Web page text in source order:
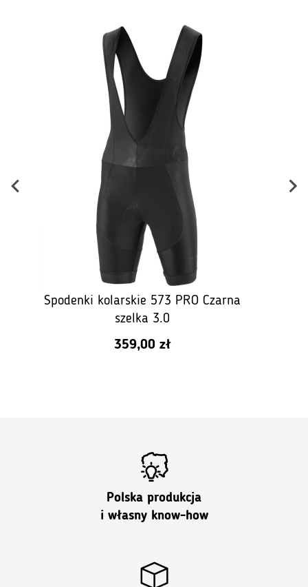
Spodenki kolarskie 573 PRO Czarna
szelka 3.0
359,00 zł
Polska produkcja
i własny know-how